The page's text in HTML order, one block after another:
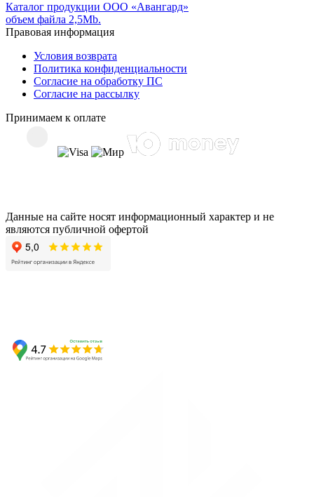
Каталог продукции ООО «Авангард»
объем файла 2,5Mb.
Правовая информация
Условия возврата
Политика конфиденциальности
Согласие на обработку ПС
Согласие на рассылку
Принимаем к оплате
Данные на сайте носят информационный характер и не
являются публичной офертой